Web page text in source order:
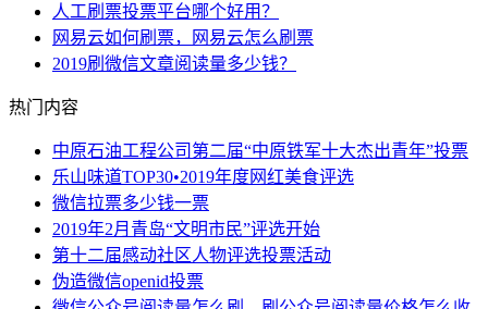
人工刷票投票平台哪个好用？
网易云如何刷票，网易云怎么刷票
2019刷微信文章阅读量多少钱？
热门内容
中原石油工程公司第二届“中原铁军十大杰出青年”投票
乐山味道TOP30•2019年度网红美食评选
微信拉票多少钱一票
2019年2月青岛“文明市民”评选开始
第十二届感动社区人物评选投票活动
伪造微信openid投票